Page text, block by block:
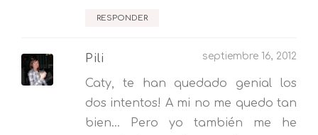
RESPONDER
Pili septiembre 16, 2012
Caty, te han quedado genial los
dos intentos! A mi no me quedo tan
bien... Pero yo también me he